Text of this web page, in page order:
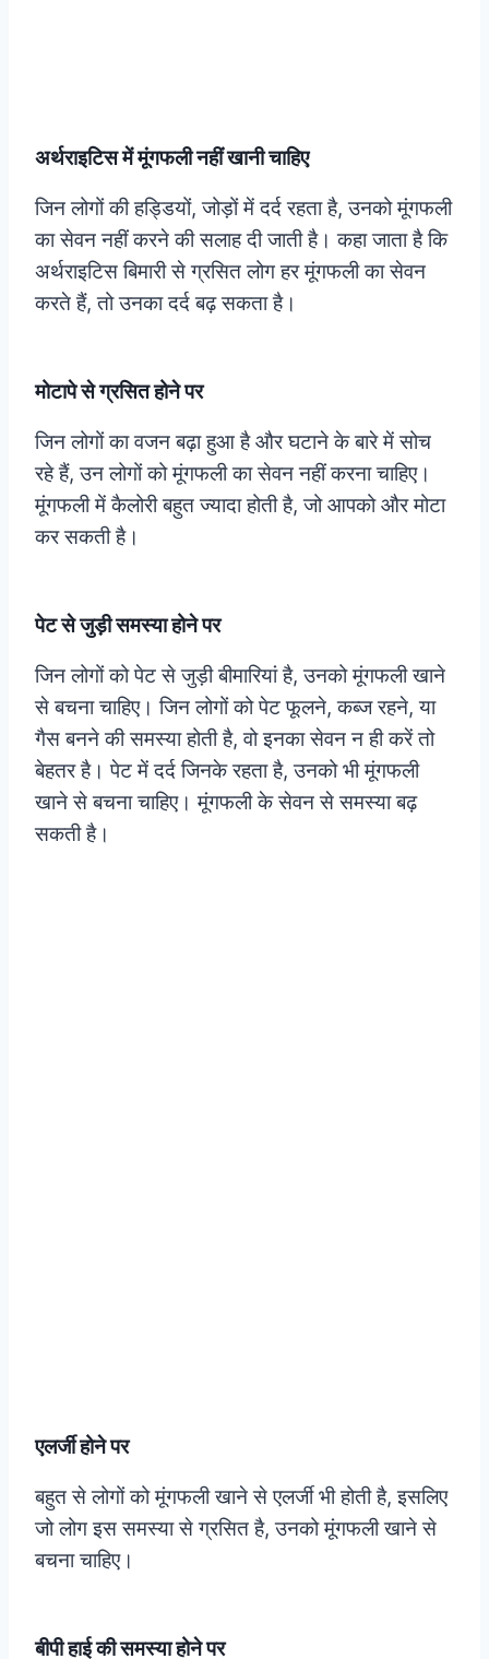
अर्थराइटिस में मूंगफली नहीं खानी चाहिए
जिन लोगों की हड्डियों, जोड़ों में दर्द रहता है, उनको मूंगफली
का सेवन नहीं करने की सलाह दी जाती है। कहा जाता है कि
अर्थराइटिस बिमारी से ग्रसित लोग हर मूंगफली का सेवन
करते हैं, तो उनका दर्द बढ़ सकता है।
मोटापे से ग्रसित होने पर
जिन लोगों का वजन बढ़ा हुआ है और घटाने के बारे में सोच
रहे हैं, उन लोगों को मूंगफली का सेवन नहीं करना चाहिए।
मूंगफली में कैलोरी बहुत ज्यादा होती है, जो आपको और मोटा
कर सकती है।
पेट से जुड़ी समस्या होने पर
जिन लोगों को पेट से जुड़ी बीमारियां है, उनको मूंगफली खाने
से बचना चाहिए। जिन लोगों को पेट फूलने, कब्ज रहने, या
गैस बनने की समस्या होती है, वो इनका सेवन न ही करें तो
बेहतर है। पेट में दर्द जिनके रहता है, उनको भी मूंगफली
खाने से बचना चाहिए। मूंगफली के सेवन से समस्या बढ़
सकती है।
एलर्जी होने पर
बहुत से लोगों को मूंगफली खाने से एलर्जी भी होती है, इसलिए
जो लोग इस समस्या से ग्रसित है, उनको मूंगफली खाने से
बचना चाहिए।
बीपी हाई की समस्या होने पर